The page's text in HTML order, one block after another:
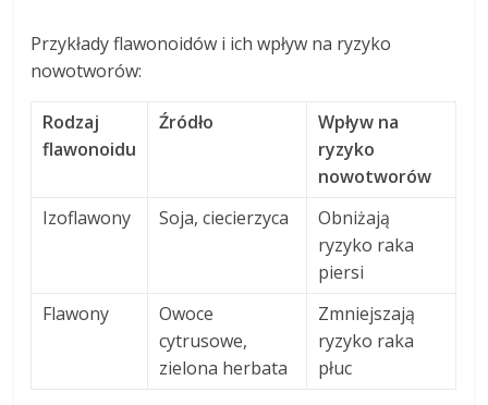
Przykłady flawonoidów i ich wpływ na ryzyko
nowotworów:
Rodzaj
flawonoidu
Źródło
Wpływ na
ryzyko
nowotworów
Izoflawony
Soja, ciecierzyca
Obniżają
ryzyko raka
piersi
Flawony
Owoce
cytrusowe,
zielona herbata
Zmniejszają
ryzyko raka
płuc